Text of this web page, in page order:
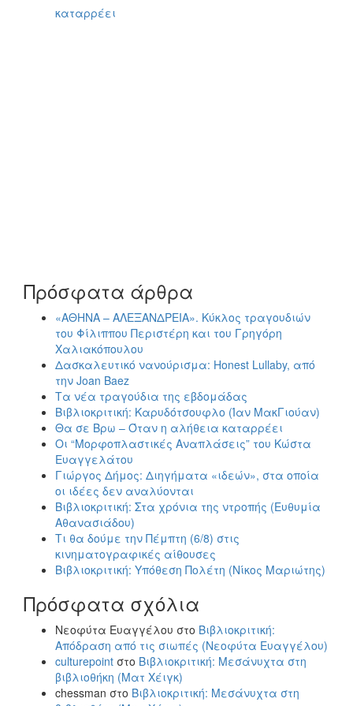
καταρρέει
Πρόσφατα άρθρα
«ΑΘΗΝΑ – ΑΛΕΞΑΝΔΡΕΙΑ». Κύκλος τραγουδιών
του Φίλιππου Περιστέρη και του Γρηγόρη
Χαλιακόπουλου
Δασκαλευτικό νανούρισμα: Honest Lullaby, από
την Joan Baez
Τα νέα τραγούδια της εβδομάδας
Βιβλιοκριτική: Καρυδότσουφλο (Ίαν ΜακΓιούαν)
Θα σε Βρω – Όταν η αλήθεια καταρρέει
Οι “Μορφοπλαστικές Αναπλάσεις” του Κώστα
Ευαγγελάτου
Γιώργος Δήμος: Διηγήματα «ιδεών», στα οποία
οι ιδέες δεν αναλύονται
Βιβλιοκριτική: Στα χρόνια της ντροπής (Ευθυμία
Αθανασιάδου)
Τι θα δούμε την Πέμπτη (6/8) στις
κινηματογραφικές αίθουσες
Βιβλιοκριτική: Υπόθεση Πολέτη (Νίκος Μαριώτης)
Πρόσφατα σχόλια
Νεοφύτα Ευαγγέλου στο Βιβλιοκριτική:
Απόδραση από τις σιωπές (Νεοφύτα Ευαγγέλου)
culturepoint στο Βιβλιοκριτική: Μεσάνυχτα στη
βιβλιοθήκη (Ματ Χέιγκ)
chessman στο Βιβλιοκριτική: Μεσάνυχτα στη